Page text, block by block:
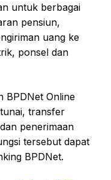
untuk berbagai
pensiun,
uang ke
ponsel dan
BPDNet Online
transfer
penerimaan
tersebut dapat
BPDNet.